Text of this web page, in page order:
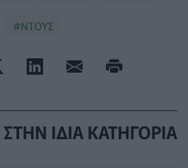
ΝΤΟΥΣ
ΙΔΙΑ ΚΑΤΗΓΟΡΙΑ